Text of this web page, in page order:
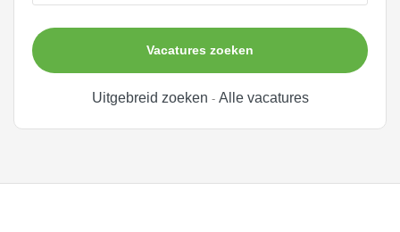
Vacatures zoeken
Uitgebreid zoeken - Alle vacatures